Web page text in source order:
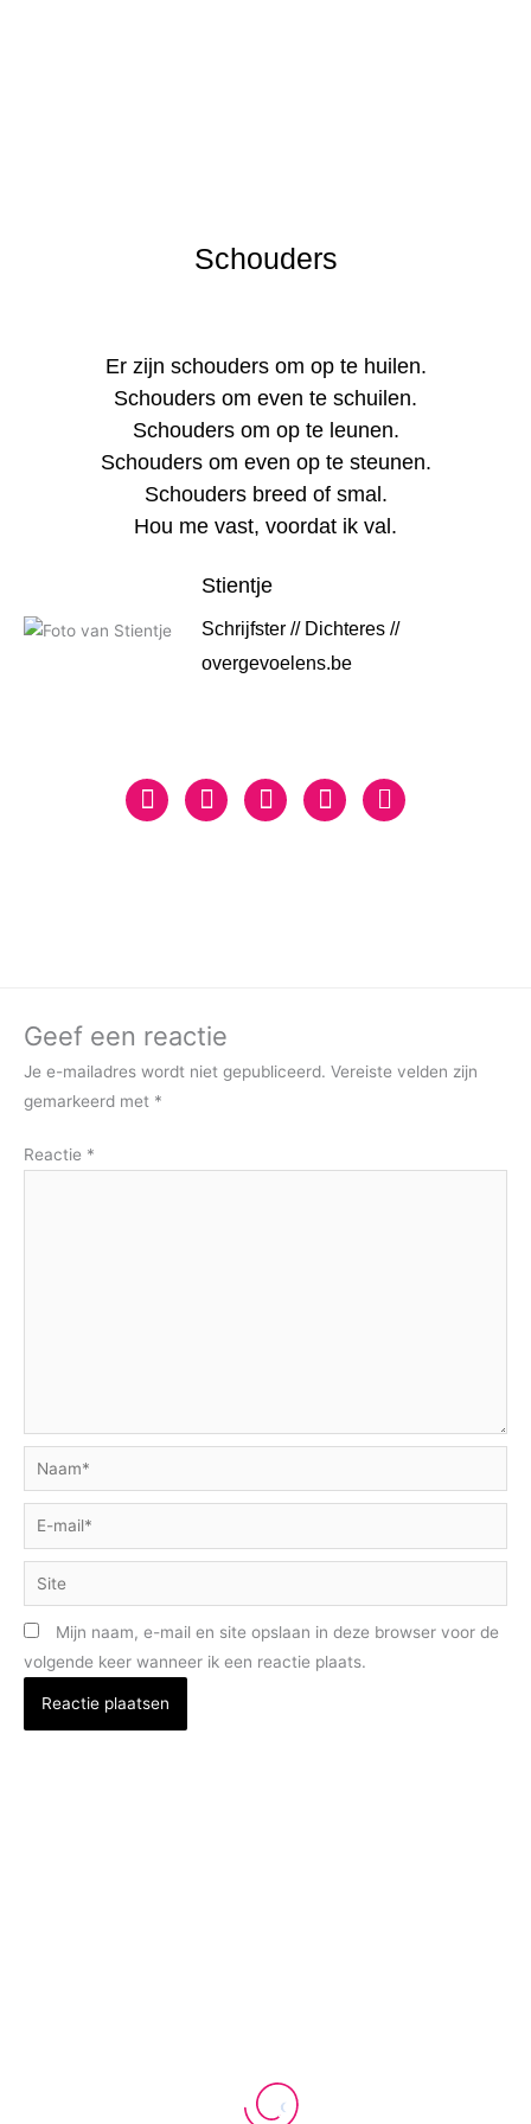
Schouders
Er zijn schouders om op te huilen.
Schouders om even te schuilen.
Schouders om op te leunen.
Schouders om even op te steunen.
Schouders breed of smal.
Hou me vast, voordat ik val.
Stientje
Schrijfster // Dichteres //
overgevoelens.be
Geef een reactie
Je e-mailadres wordt niet gepubliceerd. Vereiste velden zijn
gemarkeerd met *
Reactie *
Naam*
E-
mail*
Site
Mijn naam, e-mail en site opslaan in deze browser voor de
volgende keer wanneer ik een reactie plaats.
Een onderzoek, een toevallige vaststelling,... slecht nieuws. Dat overkomt